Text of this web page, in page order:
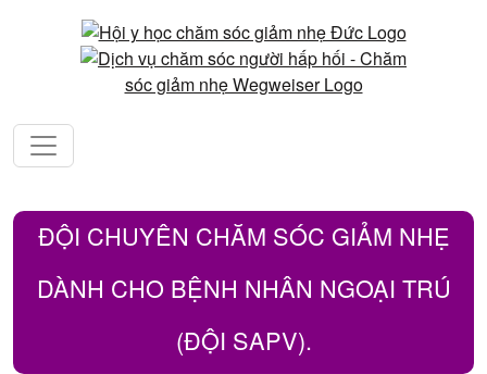
ĐỘI CHUYÊN CHĂM SÓC GIẢM NHẸ
DÀNH CHO BỆNH NHÂN NGOẠI TRÚ
(ĐỘI SAPV).